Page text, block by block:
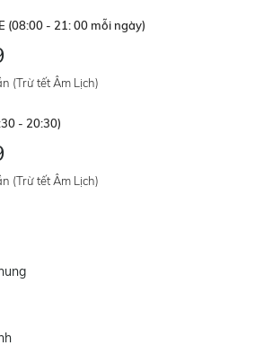
(08:00 - 21: 00 mỗi ngày)
(Trừ tết Âm Lịch)
- 20:30)
(Trừ tết Âm Lịch)